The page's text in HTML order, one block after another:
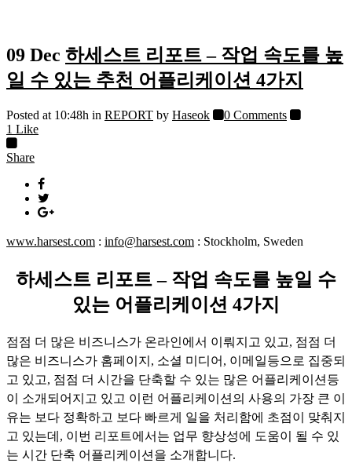
09 Dec 하세스트 리포트 – 작업 속도를 높
일 수 있는 추천 어플리케이션 4가지
Posted at 10:48h in REPORT by Haseok
0 Comments
1 Like
Share
www.harsest.com : info@harsest.com : Stockholm, Sweden
하세스트 리포트 – 작업 속도를 높일 수
있는 어플리케이션 4가지
점점 더 많은 비즈니스가 온라인에서 이뤄지고 있고, 점점 더
많은 비즈니스가 홈페이지, 소셜 미디어, 이메일등으로 집중되
고 있고, 점점 더 시간을 단축할 수 있는 많은 어플리케이션등
이 소개되어지고 있고 이런 어플리케이션의 사용의 가장 큰 이
유는 보다 정확하고 보다 빠르게 일을 처리함에 초점이 맞춰지
고 있는데, 이번 리포트에서는 업무 향상성에 도움이 될 수 있
는 시간 단축 어플리케이션을 소개합니다.